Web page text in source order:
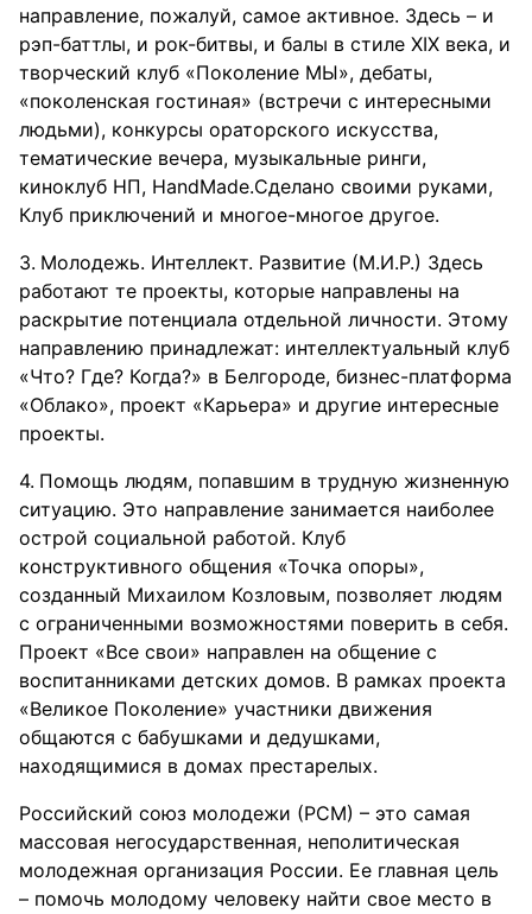
направление, пожалуй, самое активное. Здесь – и
рэп-баттлы, и рок-битвы, и балы в стиле XIX века, и
творческий клуб «Поколение МЫ», дебаты,
«поколенская гостиная» (встречи с интересными
людьми), конкурсы ораторского искусства,
тематические вечера, музыкальные ринги,
киноклуб НП, HandMade.Сделано своими руками,
Клуб приключений и многое-многое другое.
Молодежь. Интеллект. Развитие (М.И.Р.) Здесь
работают те проекты, которые направлены на
раскрытие потенциала отдельной личности. Этому
направлению принадлежат: интеллектуальный клуб
«Что? Где? Когда?» в Белгороде, бизнес-платформа
«Облако», проект «Карьера» и другие интересные
проекты.
Помощь людям, попавшим в трудную жизненную
ситуацию. Это направление занимается наиболее
острой социальной работой. Клуб
конструктивного общения «Точка опоры»,
созданный Михаилом Козловым, позволяет людям
с ограниченными возможностями поверить в себя.
Проект «Все свои» направлен на общение с
воспитанниками детских домов. В рамках проекта
«Великое Поколение» участники движения
общаются с бабушками и дедушками,
находящимися в домах престарелых.
Российский союз молодежи (РСМ) – это самая
массовая негосударственная, неполитическая
молодежная организация России. Ее главная цель
– помочь молодому человеку найти свое место в